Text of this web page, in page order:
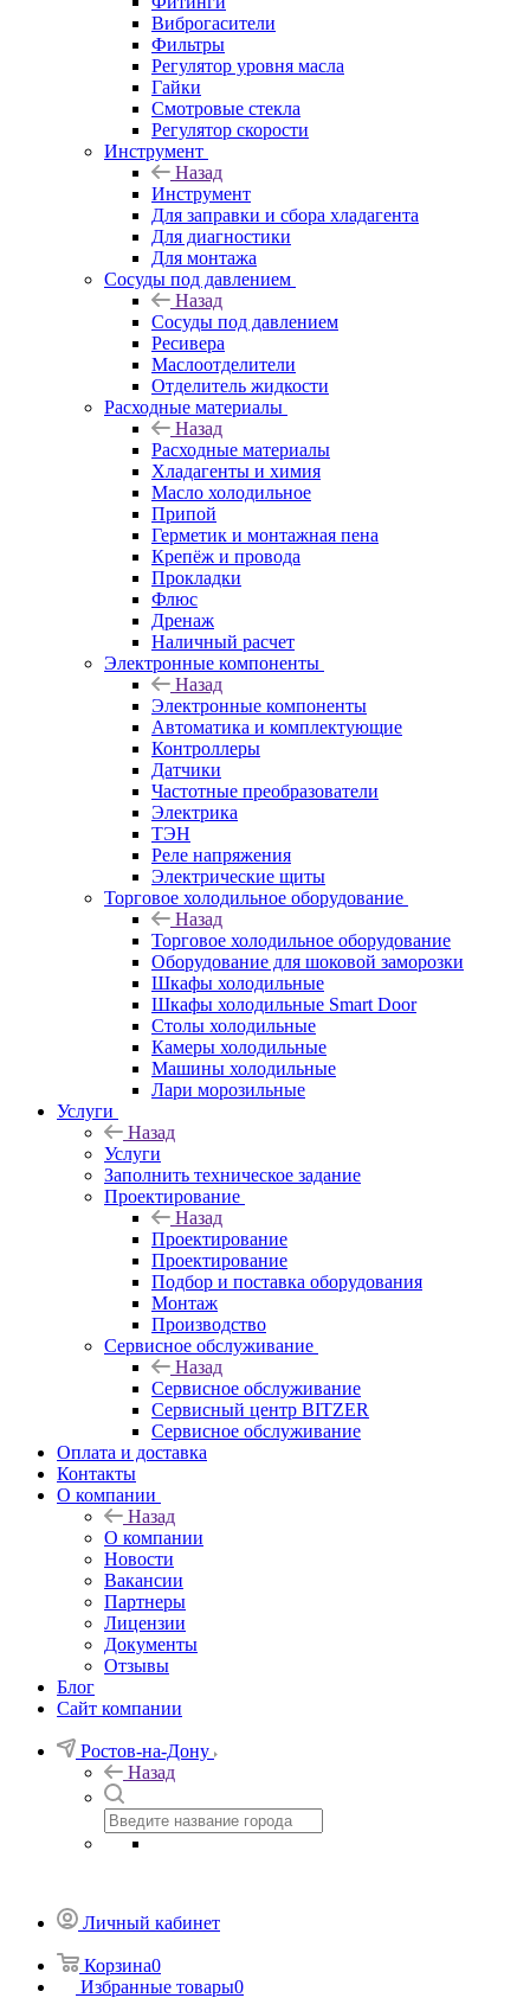
Виброгасители
Фильтры
Регулятор уровня масла
Гайки
Смотровые стекла
Регулятор скорости
Инструмент
Назад
Инструмент
Для заправки и сбора хладагента
Для диагностики
Для монтажа
Сосуды под давлением
Назад
Сосуды под давлением
Ресивера
Маслоотделители
Отделитель жидкости
Расходные материалы
Назад
Расходные материалы
Хладагенты и химия
Масло холодильное
Припой
Герметик и монтажная пена
Крепёж и провода
Прокладки
Флюс
Дренаж
Наличный расчет
Электронные компоненты
Назад
Электронные компоненты
Автоматика и комплектующие
Контроллеры
Датчики
Частотные преобразователи
Электрика
ТЭН
Реле напряжения
Электрические щиты
Торговое холодильное оборудование
Назад
Торговое холодильное оборудование
Оборудование для шоковой заморозки
Шкафы холодильные
Шкафы холодильные Smart Door
Столы холодильные
Камеры холодильные
Машины холодильные
Лари морозильные
Услуги
Назад
Услуги
Заполнить техническое задание
Проектирование
Назад
Проектирование
Проектирование
Подбор и поставка оборудования
Монтаж
Производство
Сервисное обслуживание
Назад
Сервисное обслуживание
Сервисный центр BITZER
Сервисное обслуживание
Оплата и доставка
Контакты
О компании
Назад
О компании
Новости
Вакансии
Партнеры
Лицензии
Документы
Отзывы
Блог
Сайт компании
Ростов-на-Дону
Назад
Личный кабинет
Корзина0
Избранные товары0